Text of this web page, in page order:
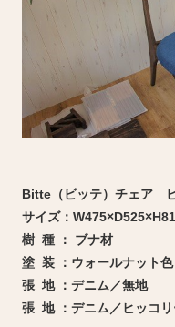
Bitte（ビッテ）チェア
サイズ：
樹 種 ： ブナ材
塗 装 ：ウォールナット色
張 地 ：デニム／無地
張 地 ：デニム／ヒッコ